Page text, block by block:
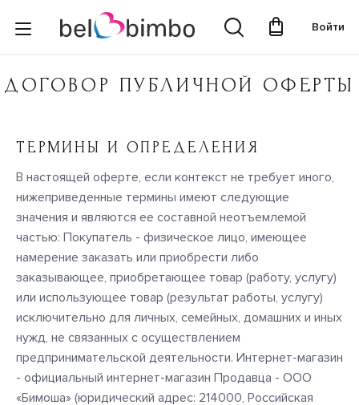
Войти
ДОГОВОР ПУБЛИЧНОЙ ОФЕРТЫ
ТЕРМИНЫ И ОПРЕДЕЛЕНИЯ
В настоящей оферте, если контекст не требует иного,
нижеприведенные термины имеют следующие
значения и являются ее составной неотъемлемой
частью: Покупатель - физическое лицо, имеющее
намерение заказать или приобрести либо
заказывающее, приобретающее товар (работу, услугу)
или использующее товар (результат работы, услугу)
исключительно для личных, семейных, домашних и иных
нужд, не связанных с осуществлением
предпринимательской деятельности. Интернет-магазин
- официальный интернет-магазин Продавца - ООО
«Бимоша» (юридический адрес: 214000, Российская